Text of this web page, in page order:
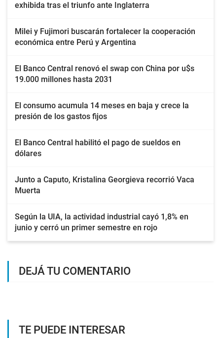
exhibida tras el triunfo ante Inglaterra
Milei y Fujimori buscarán fortalecer la cooperación
económica entre Perú y Argentina
El Banco Central renovó el swap con China por u$s
19.000 millones hasta 2031
El consumo acumula 14 meses en baja y crece la
presión de los gastos fijos
El Banco Central habilitó el pago de sueldos en
dólares
Junto a Caputo, Kristalina Georgieva recorrió Vaca
Muerta
Según la UIA, la actividad industrial cayó 1,8% en
junio y cerró un primer semestre en rojo
DEJÁ TU COMENTARIO
TE PUEDE INTERESAR